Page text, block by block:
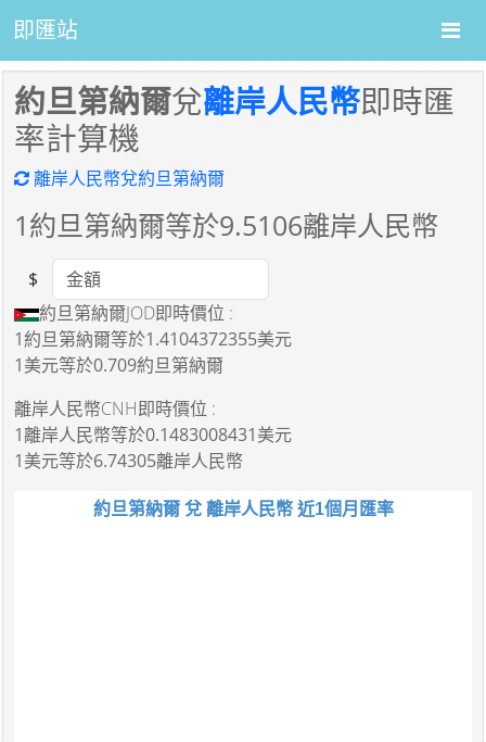
即匯站
約旦第納爾兌離岸人民幣即時匯
率計算機
離岸人民幣兌約旦第納爾
1約旦第納爾等於9.5106離岸人民幣
Amount
$
約旦第納爾JOD即時價位 :
1約旦第納爾等於1.4104372355美元
1美元等於0.709約旦第納爾
離岸人民幣CNH即時價位 :
1離岸人民幣等於0.1483008431美元
1美元等於6.74305離岸人民幣
約旦第納爾 兌 離岸人民幣 近1個月匯率